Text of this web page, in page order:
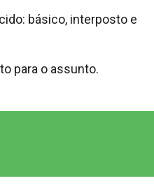
básico, interposto e
para o assunto.